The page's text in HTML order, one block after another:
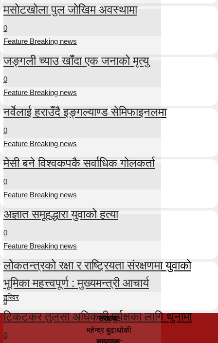
मसोटखोला पुल जोखिम अवस्थामा
0
Feature Breaking news
जङ्गली च्याउ खाँदा एक जनाको मृत्यु
0
Feature Breaking news
नर्वेलाई हराउँदै इङ्गल्याण्ड सेमिफाइनलमा
0
Feature Breaking news
मेसी बने विश्वकपकै सर्वाधिक गोलकर्ता
0
Feature Breaking news
अज्ञात समूहद्धारा युवाको हत्या
0
Feature Breaking news
लोकतन्त्रको रक्षा र राष्ट्रियता संरक्षणमा युवाको
भूमिका महत्त्वपूर्ण : मुख्यमन्त्री आचार्य
0
तस्विर
टिकटकर तुलसा अधिकारी पुर्पक्षका लागि थुनामा
0
संरक्षक:
महेन्द्र बुढाथोकी